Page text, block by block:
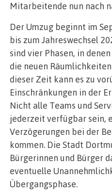
Mitarbeitende nun nach
Der Umzug beginnt im
bis zum Jahreswechsel
sind vier Phasen, in
die neuen
dieser Zeit kann es zu
Einschränkungen in der
Nicht alle Teams und
jederzeit verfügbar sein,
Verzögerungen bei der
kommen. Die Stadt
Bürgerinnen und Bürger
eventuelle
Übergangsphase.